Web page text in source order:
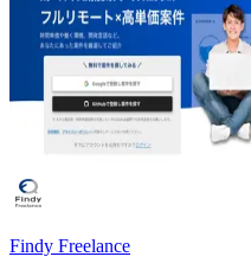
Findy Freelance